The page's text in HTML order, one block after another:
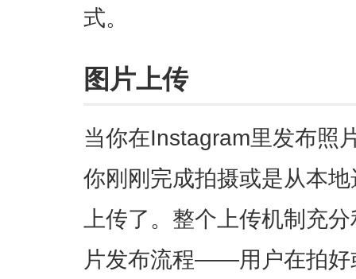
式。
图片上传
当你在Instagram里发布照
你刚刚完成拍摄或是从本
上传了。整个上传机制充
片发布流程——用户在拍好